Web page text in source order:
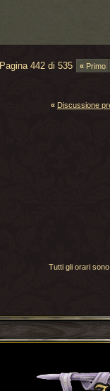
Pagina 442 di 535 « Primo
« Discussione
Tutti gli orari
Torna indietro